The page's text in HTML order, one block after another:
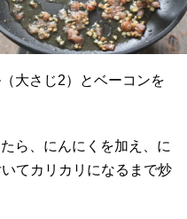
てカリカリになるまで炒